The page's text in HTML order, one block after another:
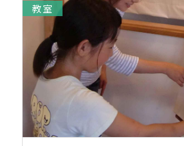
教室